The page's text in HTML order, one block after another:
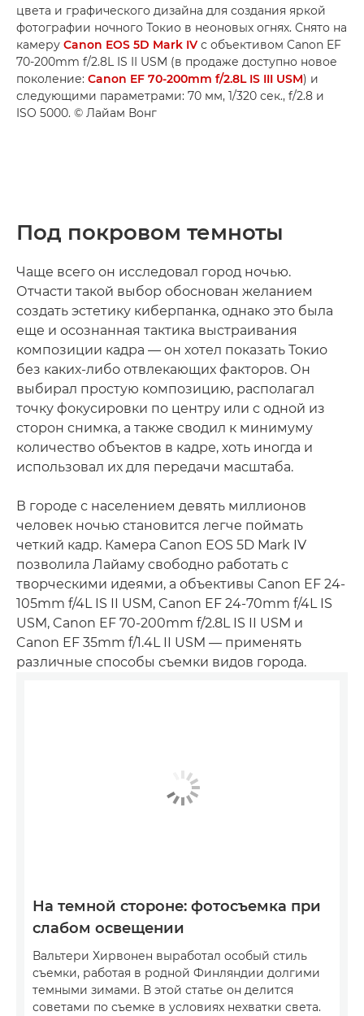
цвета и графического дизайна для создания яркой
фотографии ночного Токио в неоновых огнях. Снято на
камеру Canon EOS 5D Mark IV с объективом Canon EF
70-200mm f/2.8L IS II USM (в продаже доступно новое
поколение: Canon EF 70-200mm f/2.8L IS III USM) и
следующими параметрами: 70 мм, 1/320 сек., f/2.8 и
ISO 5000. © Лайам Вонг
Под покровом темноты
Чаще всего он исследовал город ночью.
Отчасти такой выбор обоснован желанием
создать эстетику киберпанка, однако это была
еще и осознанная тактика выстраивания
композиции кадра — он хотел показать Токио
без каких-либо отвлекающих факторов. Он
выбирал простую композицию, располагал
точку фокусировки по центру или с одной из
сторон снимка, а также сводил к минимуму
количество объектов в кадре, хоть иногда и
использовал их для передачи масштаба.
В городе с населением девять миллионов
человек ночью становится легче поймать
четкий кадр. Камера Canon EOS 5D Mark IV
позволила Лайаму свободно работать с
творческими идеями, а объективы Canon EF 24-
105mm f/4L IS II USM, Canon EF 24-70mm f/4L IS
USM, Canon EF 70-200mm f/2.8L IS II USM и
Canon EF 35mm f/1.4L II USM — применять
различные способы съемки видов города.
На темной стороне: фотосъемка при
слабом освещении
Вальтери Хирвонен выработал особый стиль
съемки, работая в родной Финляндии долгими
темными зимами. В этой статье он делится
советами по съемке в условиях нехватки света.